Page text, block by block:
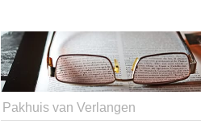
Pakhuis van Verlangen